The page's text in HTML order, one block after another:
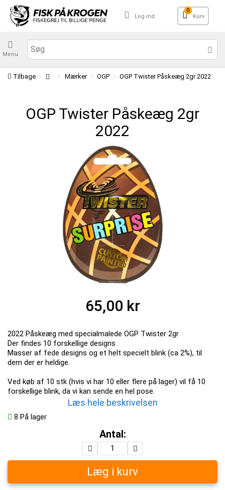
Log ind
0
Kurv
Menu
Tilbage Mærker OGP OGP Twister Påskeæg 2gr 2022
OGP Twister Påskeæg 2gr
2022
65,00 kr
2022 Påskeæg med specialmalede OGP Twister 2gr
Der findes 10 forskellige designs
Masser af fede designs og et helt specielt blink (ca 2%), til
dem der er heldige.
Ved køb af 10 stk (hvis vi har 10 eller flere på lager) vil få 10
forskellige blink, da vi kan sende en hel pose.
Læs hele beskrivelsen
8 På lager
Antal:
Læg i kurv